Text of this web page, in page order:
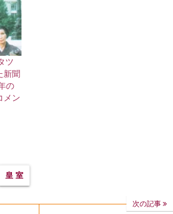
ツ
新聞
の
メン
皇 室
次の記事